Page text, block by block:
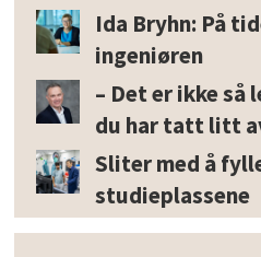
Ida Bryhn: På
ingeniøren
– Det er ikke så
du har tatt litt
Sliter med å
studieplassene